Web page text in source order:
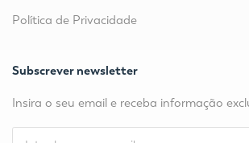
Política de Privacidade
Subscrever newsletter
Insira o seu email e receba informação